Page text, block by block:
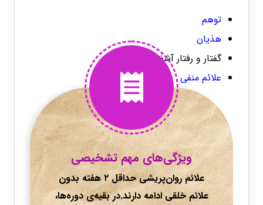
توهم
هذیان
گفتار و رفتار آشفته
علائم منفی
ویژگی‌های مهم تشخیصی
علائم روان‌پریشی حداقل ۲ هفته بدون
علائم خلقی ادامه دارند.در بقیه‌ی دوره‌ها،